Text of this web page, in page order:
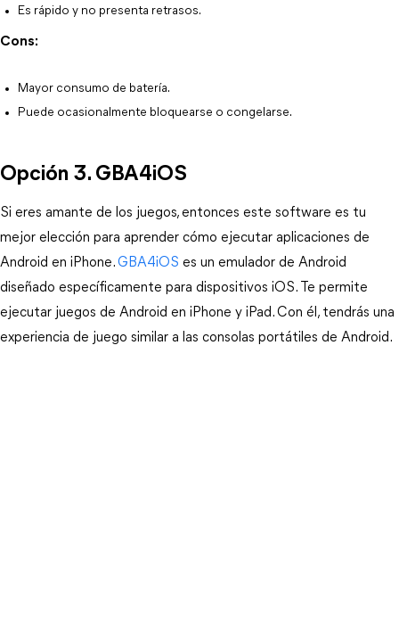
Es rápido y no presenta retrasos.
Cons:
Mayor consumo de batería.
Puede ocasionalmente bloquearse o congelarse.
Opción 3. GBA4iOS
Si eres amante de los juegos, entonces este software es tu
mejor elección para aprender cómo ejecutar aplicaciones de
Android en iPhone.GBA4iOS es un emulador de Android
diseñado específicamente para dispositivos iOS. Te permite
ejecutar juegos de Android en iPhone y iPad. Con él, tendrás una
experiencia de juego similar a las consolas portátiles de Android.